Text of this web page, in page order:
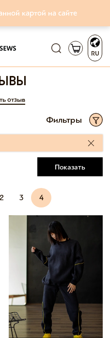
картой на сайте
RU
отзыв
Фильтры
Показать
2 3 4